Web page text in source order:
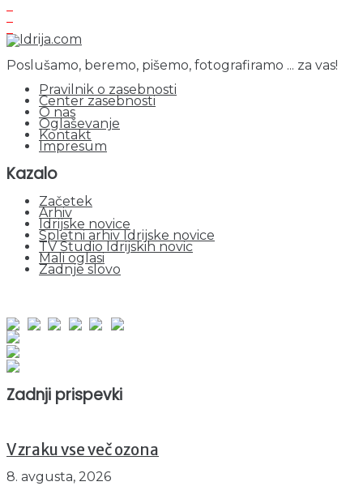
Poslušamo, beremo, pišemo, fotografiramo ... za vas!
Pravilnik o zasebnosti
Center zasebnosti
O nas
Oglaševanje
Kontakt
Impresum
Kazalo
Začetek
Arhiv
Idrijske novice
Spletni arhiv Idrijske novice
TV Studio Idrijskih novic
Mali oglasi
Zadnje slovo
Zadnji prispevki
V zraku vse več ozona
8. avgusta, 2026